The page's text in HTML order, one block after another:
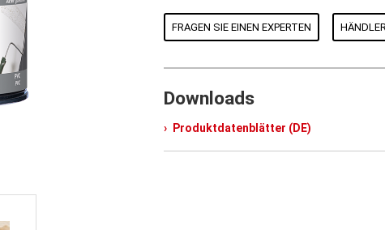
FRAGEN SIE EINEN EXPERTEN
Downloads
Produktdatenblätter (DE)